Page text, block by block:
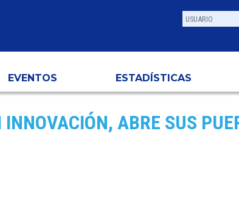
EVENTOS ESTADÍSTICAS
ABRE SUS